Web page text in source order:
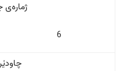
ژمارەی
6